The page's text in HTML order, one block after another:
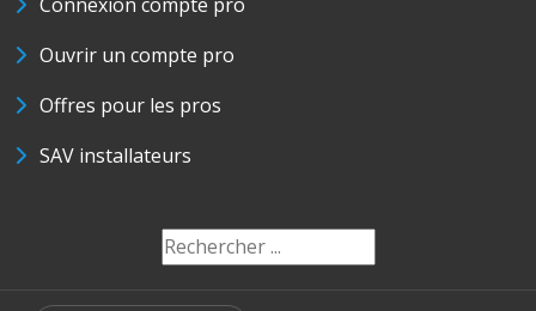
Ouvrir un compte pro
Offres pour les pros
SAV installateurs